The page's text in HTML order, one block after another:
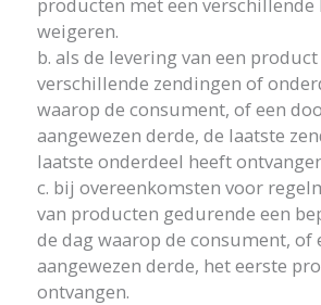
weigeren.
b. als de levering van een
verschillende zendingen of
waarop de consument, of een
aangewezen derde, de laatste
laatste onderdeel heeft
c. bij overeenkomsten voor
van producten gedurende een
de dag waarop de consument, of
aangewezen derde, het eerste
ontvangen.